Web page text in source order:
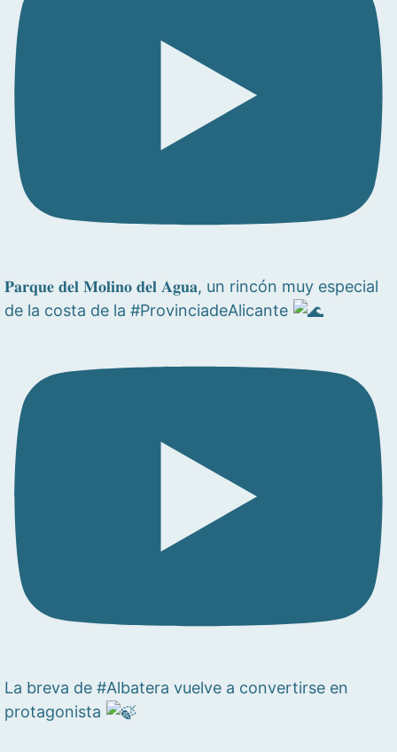
𝐏𝐚𝐫𝐪𝐮𝐞 𝐝𝐞𝐥 𝐌𝐨𝐥𝐢𝐧𝐨 𝐝𝐞𝐥 𝐀𝐠𝐮𝐚, un rincón muy especial
de la costa de la #ProvinciadeAlicante
La breva de #Albatera vuelve a convertirse en
protagonista